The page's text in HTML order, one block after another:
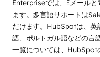
Enterpriseでは、Eメール
ます。多言語サポートは
だけます。HubSpotは、英
語、ポルトガル語などの言
一覧については、HubSpot